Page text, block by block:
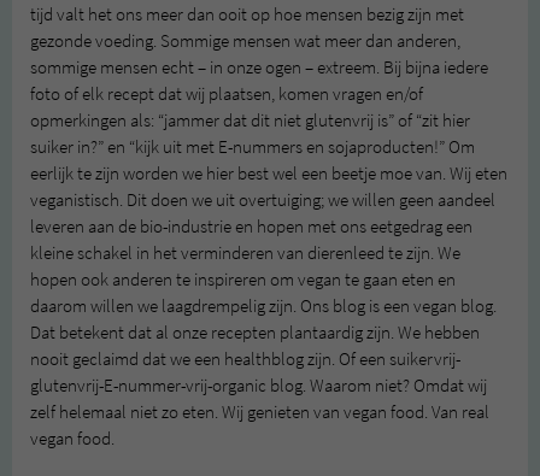
tijd valt het ons meer dan ooit op hoe mensen bezig zijn met
gezonde voeding. Sommige mensen wat meer dan anderen,
sommige mensen echt – in onze ogen – extreem. Bij bijna iedere
foto of elk recept dat wij plaatsen, komen vragen en/of
opmerkingen als: “jammer dat dit niet glutenvrij is” of “zit hier
suiker in?” en “kijk uit met E-nummers en sojaproducten!” Om
eerlijk te zijn worden we hier best wel een beetje moe van. Wij eten
veganistisch. Dit doen we uit overtuiging; we willen geen aandeel
leveren aan de bio-industrie en hopen met ons eetgedrag een
kleine schakel in het verminderen van dierenleed te zijn. We
hopen ook anderen te inspireren om vegan te gaan eten en
daarom willen we laagdrempelig zijn. Ons blog is een vegan blog.
Dat betekent dat al onze recepten plantaardig zijn. We hebben
nooit geclaimd dat we een healthblog zijn. Of een suikervrij-
glutenvrij-E-nummer-vrij-organic blog. Waarom niet? Omdat wij
zelf helemaal niet zo eten. Wij genieten van vegan food. Van real
vegan food.